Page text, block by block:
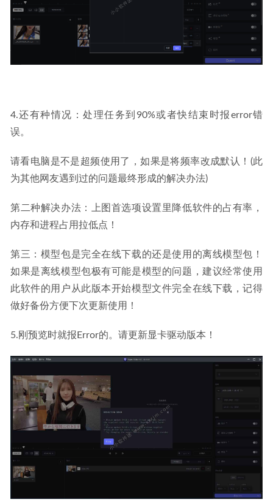
4.还有种情况：处理任务到90%或者快结束时报error错
误。
请看电脑是不是超频使用了，如果是将频率改成默认！(此
为其他网友遇到过的问题最终形成的解决办法)
第二种解决办法：上图首选项设置里降低软件的占有率，
内存和进程占用拉低点！
第三：模型包是完全在线下载的还是使用的离线模型包！
如果是离线模型包极有可能是模型的问题，建议经常使用
此软件的用户从此版本开始模型文件完全在线下载，记得
做好备份方便下次更新使用！
5.刚预览时就报Error的。请更新显卡驱动版本！